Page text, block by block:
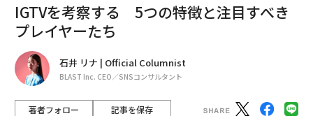
IGTVを考察する 5つの特徴と注目すべき
プレイヤーたち
石井 リナ | Official Columnist
BLAST Inc. CEO／SNSコンサルタント
著者フォロー 記事を保存